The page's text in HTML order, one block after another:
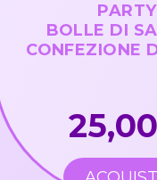
PARTY
BOLLE DI
CONFEZIONE